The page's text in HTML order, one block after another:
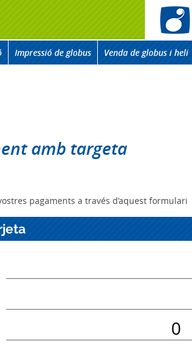
Impressió de globus Venda de globus i heli
amb targeta
pagaments a través d’aquest formulari